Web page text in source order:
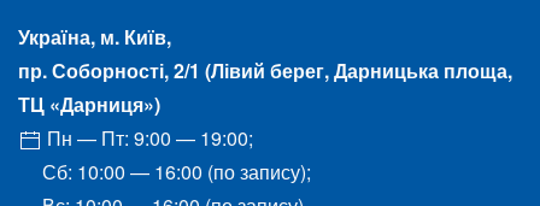
Україна, м. Київ,
пр. Соборності, 2/1 (Лівий берег, Дарницька площа,
ТЦ «Дарниця»)
Пн — Пт: 9:00 — 19:00;
Сб: 10:00 — 16:00 (по запису);